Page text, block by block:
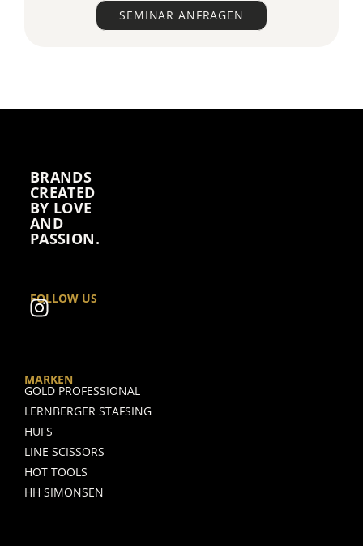
SEMINAR ANFRAGEN
BRANDS
CREATED
BY LOVE
AND
PASSION.
FOLLOW US
I
n
a
g
r
a
m
MARKEN
GOLD PROFESSIONAL
LERNBERGER STAFSING
HUFS
LINE SCISSORS
HOT TOOLS
HH SIMONSEN